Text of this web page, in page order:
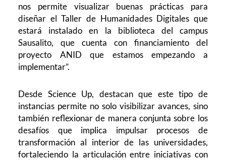
nos permite visualizar buenas prácticas para
diseñar el Taller de Humanidades Digitales que
estará instalado en la biblioteca del campus
Sausalito, que cuenta con financiamiento del
proyecto ANID que estamos empezando a
implementar”.
Desde Science Up, destacan que este tipo de
instancias permite no solo visibilizar avances, sino
también reflexionar de manera conjunta sobre los
desafíos que implica impulsar procesos de
transformación al interior de las universidades,
fortaleciendo la articulación entre iniciativas con